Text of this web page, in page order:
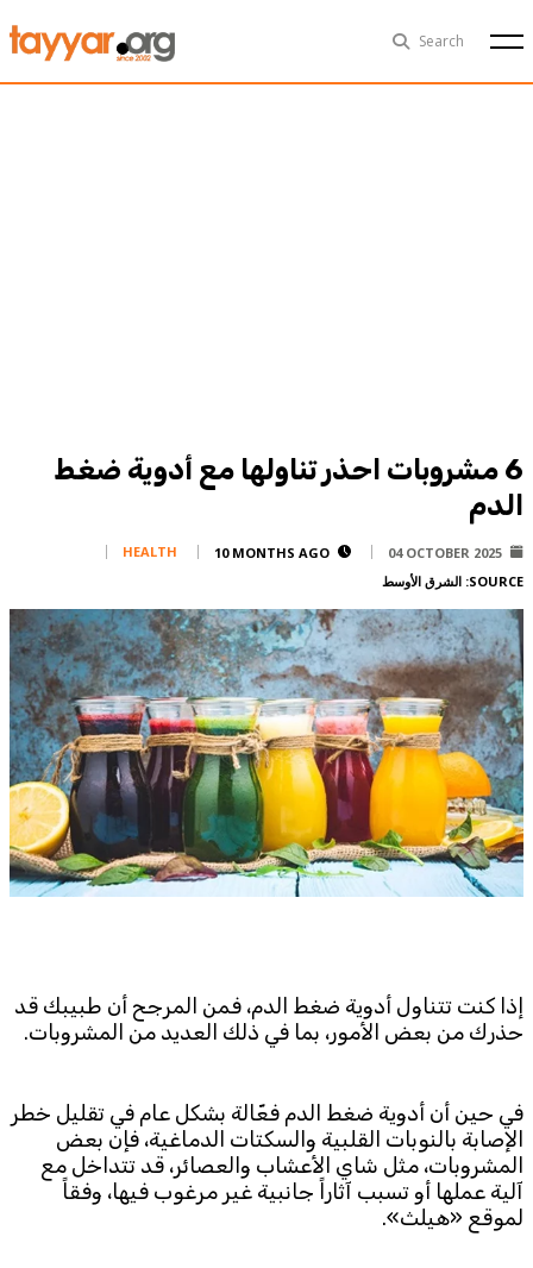
Search
Thu, Aug 6th 29°C
Corporate
Contact
FPM
Services
Horoscope
Polls
Jobs
Writers
Legal
Cookies Policy
Subscribe to the newsletter
6 مشروبات احذر تناولها مع أدوية ضغط
الدم
04 OCTOBER 2025
10 MONTHS AGO
HEALTH
SOURCE: الشرق الأوسط
إذا كنت تتناول أدوية ضغط الدم، فمن المرجح أن طبيبك قد
حذرك من بعض الأمور، بما في ذلك العديد من المشروبات.
في حين أن أدوية ضغط الدم فعّالة بشكل عام في تقليل خطر
الإصابة بالنوبات القلبية والسكتات الدماغية، فإن بعض
المشروبات، مثل شاي الأعشاب والعصائر، قد تتداخل مع
آلية عملها أو تسبب آثاراً جانبية غير مرغوب فيها، وفقاً
لموقع «هيلث».